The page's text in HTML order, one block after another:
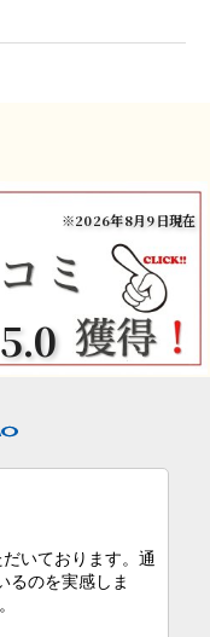
※2026年8月9日現在
5.0